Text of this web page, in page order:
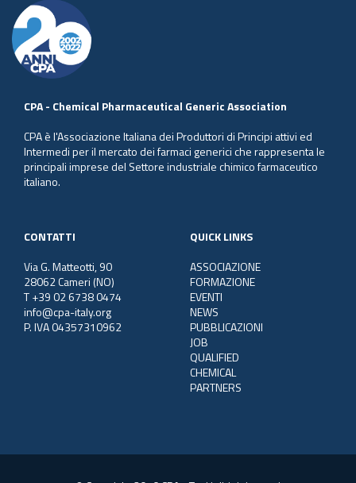
CPA - Chemical Pharmaceutical Generic Association
CPA è l'Associazione Italiana dei Produttori di Principi attivi ed
Intermedi per il mercato dei farmaci generici che rappresenta le
principali imprese del Settore industriale chimico farmaceutico
italiano.
CONTATTI
Via G. Matteotti, 90
28062 Cameri (NO)
T +39 02 6738 0474
info@cpa-italy.org
P. IVA 04357310962
QUICK LINKS
ASSOCIAZIONE
FORMAZIONE
EVENTI
NEWS
PUBBLICAZIONI
JOB
QUALIFIED
CHEMICAL
PARTNERS